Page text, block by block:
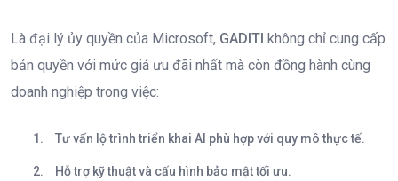
Là đại lý ủy quyền của Microsoft, GADITI không chỉ cung cấp
bản quyền với mức giá ưu đãi nhất mà còn đồng hành cùng
doanh nghiệp trong việc:
Tư vấn lộ trình triển khai AI phù hợp với quy mô thực tế.
Hỗ trợ kỹ thuật và cấu hình bảo mật tối ưu.